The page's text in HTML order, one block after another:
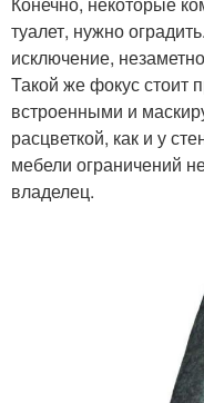
туалет, нужно
исключение,
Такой же фокус стоит
встроенными и
расцветкой, как и у
мебели ограничений
владелец.